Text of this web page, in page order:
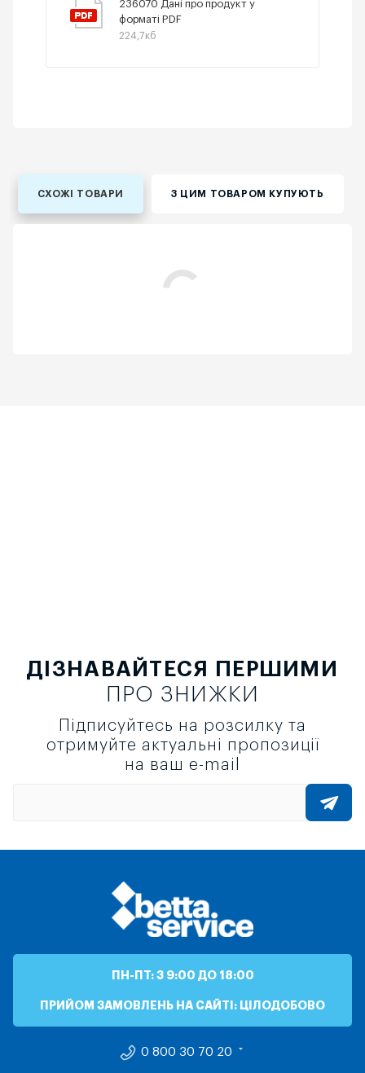
236070 Дані про продукт у
форматі PDF
224,7кб
СХОЖІ ТОВАРИ З ЦИМ ТОВАРОМ КУПУЮТЬ
ДІЗНАВАЙТЕСЯ ПЕРШИМИ
ПРО ЗНИЖКИ
Підписуйтесь на розсилку та
отримуйте актуальні пропозиції
на ваш e-mail
ПН-ПТ: З 9:00 ДО 18:00
ПРИЙОМ ЗАМОВЛЕНЬ НА САЙТІ: ЦІЛОДОБОВО
0 800 30 70 20